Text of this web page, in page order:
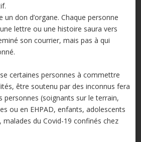
un don d’organe. Chaque personne
lettre ou une histoire saura vers
son courrier, mais pas à qui
certaines personnes à commettre
être soutenu par des inconnus fera
personnes (soignants sur le terrain,
ou en EHPAD, enfants, adolescents
du Covid-19 confinés chez